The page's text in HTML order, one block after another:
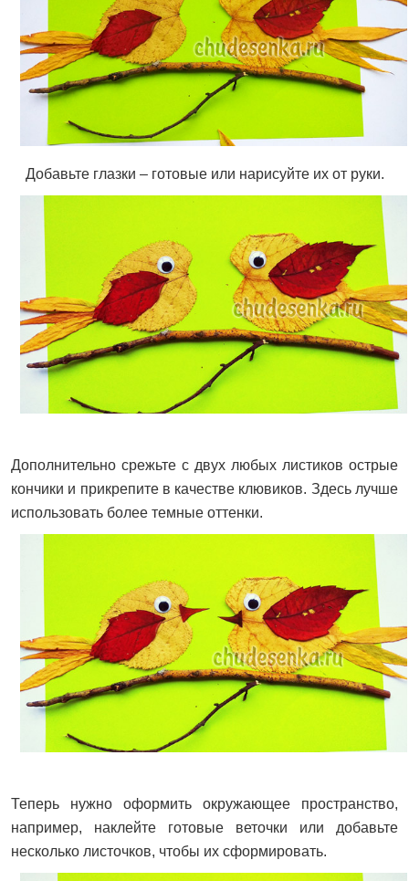
Добавьте глазки – готовые или нарисуйте их от руки.
Дополнительно срежьте с двух любых листиков острые
кончики и прикрепите в качестве клювиков. Здесь лучше
использовать более темные оттенки.
Теперь нужно оформить окружающее пространство,
например, наклейте готовые веточки или добавьте
несколько листочков, чтобы их сформировать.